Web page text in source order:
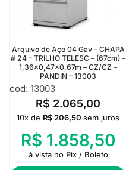
Arquivo de Aço 04 Gav – CHAPA
# 24 – TRILHO TELESC – (67cm) –
1,36×0,47×0,67m – CZ/CZ –
PANDIN – 13003
cod: 13003
R$ 2.065,00
10x de R$206,50 sem juros
R$ 1.858,50
à vista no Pix / Boleto